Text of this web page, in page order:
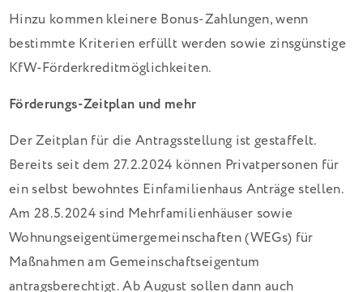
Hinzu kommen kleinere Bonus-Zahlungen, wenn
bestimmte Kriterien erfüllt werden sowie zinsgünstige
KfW-Förderkreditmöglichkeiten.
Förderungs-Zeitplan und mehr
Der Zeitplan für die Antragsstellung ist gestaffelt.
Bereits seit dem 27.2.2024 können Privatpersonen für
ein selbst bewohntes Einfamilienhaus Anträge stellen.
Am 28.5.2024 sind Mehrfamilienhäuser sowie
Wohnungseigentümergemeinschaften (WEGs) für
Maßnahmen am Gemeinschaftseigentum
antragsberechtigt. Ab August sollen dann auch